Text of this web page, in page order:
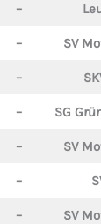
–
– SV
–
– SG
– SV
–
– SV